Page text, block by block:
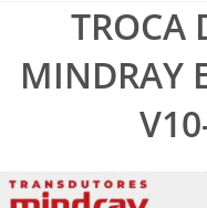
TROCA
MINDRAY